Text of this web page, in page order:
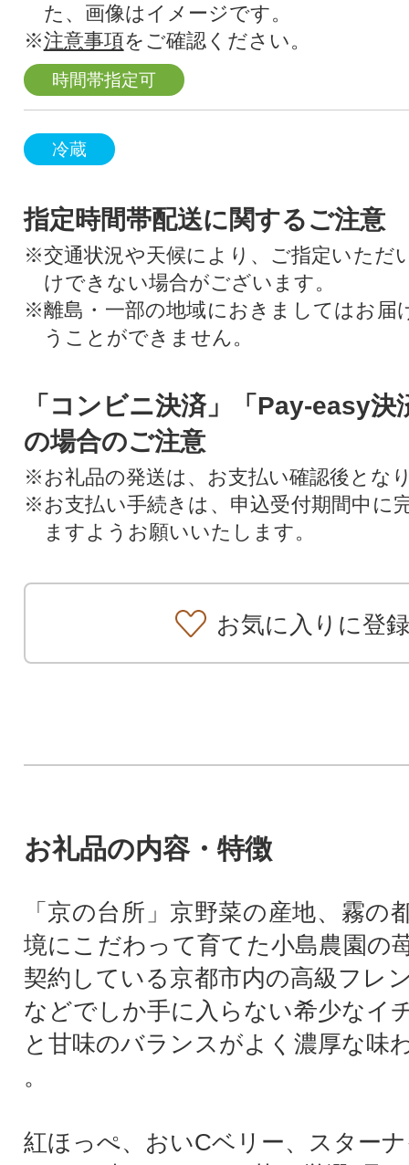
た、画像はイメージです。
※注意事項をご確認ください。
時間帯指定可
冷蔵
指定時間帯配送に関するご注意
※交通状況や天候により、ご指定いただ
けできない場合がございます。
※離島・一部の地域におきましてはお届
うことができません。
「コンビニ決済」「Pay-easy決
の場合のご注意
※お礼品の発送は、お支払い確認後とな
※お支払い手続きは、申込受付期間中に
ますようお願いいたします。
お気に入りに登録
お礼品の内容・特徴
「京の台所」京野菜の産地、霧の
境にこだわって育てた小島農園の
契約している京都市内の高級フレ
などでしか手に入らない希少なイ
と甘味のバランスがよく濃厚な味
。
紅ほっぺ、おいCベリー、スター